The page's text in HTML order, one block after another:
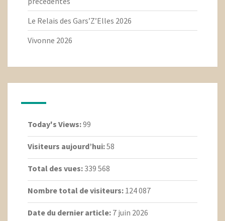
Le Relais des Gars’Z’Elles 2026
Vivonne 2026
Today's Views:99
Visiteurs aujourd’hui:58
Total des vues: 339 568
Nombre total de visiteurs: 124 087
Date du dernier article: 7 juin 2026